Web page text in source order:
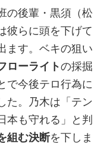
の後輩・黒須（松
彼らに頭を下げて
ます。ベキの狙い
ローライトの採掘
で今後テロ行為に
た。乃木は「テン
本も守れる」と判
組む決断を下しま